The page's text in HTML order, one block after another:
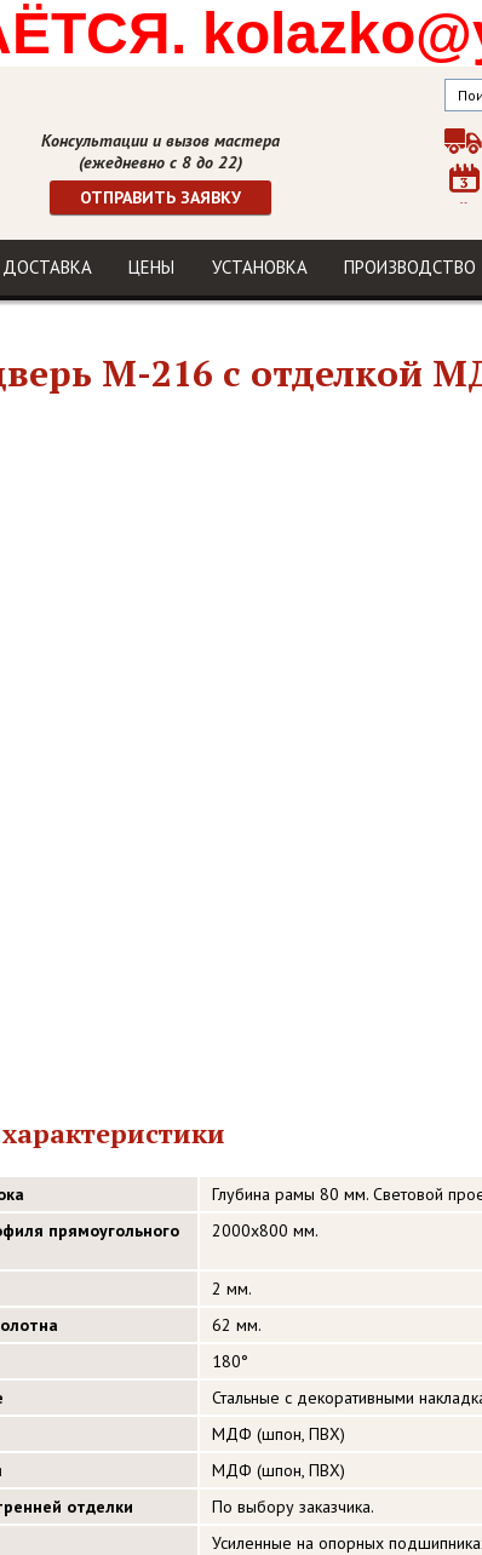
Консультации и вызов мастера
(ежедневно с 8 до 22)
ОТПРАВИТЬ ЗАЯВКУ
ДОСТАВКА ЦЕНЫ УСТАНОВКА ПРОИЗВОДСТВО
М-216 с отделкой
Глубина рамы 80 мм. Световой
прямоугольного
2000х800 мм.
2 мм.
62 мм.
180°
Стальные с декоративными
МДФ (шпон, ПВХ)
МДФ (шпон, ПВХ)
отделки
По выбору заказчика.
Усиленные на опорных